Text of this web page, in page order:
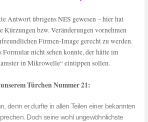
Antwort übrigens NES gewesen – hier hat
Kürzungen bzw. Veränderungen vornehmen
Firmen-Image gerecht zu werden.
Formular nicht sehen konnte, der hätte im
in Mikrowelle“ eintippen sollen.
Türchen Nummer 21:
denn er durfte in allen Teilen einer bekannten
Doch seine wohl ungewöhnlichste